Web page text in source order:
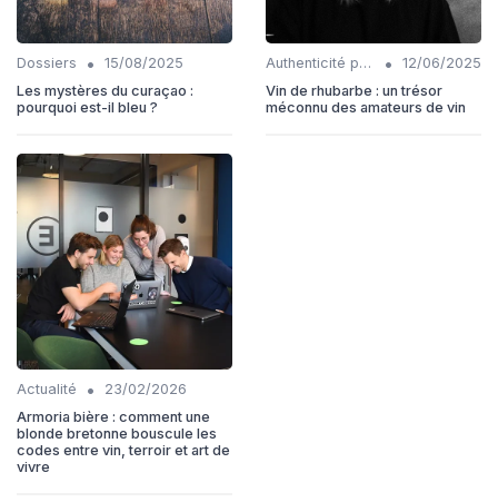
Dossiers •
15/08/2025
Les mystères du curaçao :
pourquoi est-il bleu ?
Authenticité produits •
12/06/2025
Vin de rhubarbe : un trésor
méconnu des amateurs de vin
Actualité •
23/02/2026
Armoria bière : comment une
blonde bretonne bouscule les
codes entre vin, terroir et art de
vivre